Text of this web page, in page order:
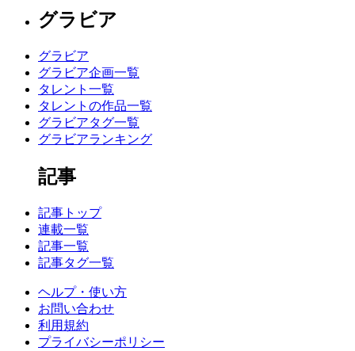
グラビア
グラビア
グラビア企画一覧
タレント一覧
タレントの作品一覧
グラビアタグ一覧
グラビアランキング
記事
記事トップ
連載一覧
記事一覧
記事タグ一覧
ヘルプ・使い方
お問い合わせ
利用規約
プライバシーポリシー